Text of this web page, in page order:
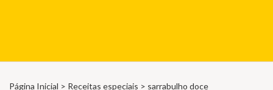
Página Inicial > Receitas especiais > sarrabulho doce